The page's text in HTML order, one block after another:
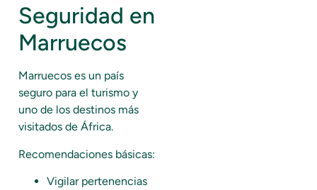
Seguridad en
Marruecos
Marruecos es un país
seguro para el turismo y
uno de los destinos más
visitados de África.
Recomendaciones básicas:
Vigilar pertenencias